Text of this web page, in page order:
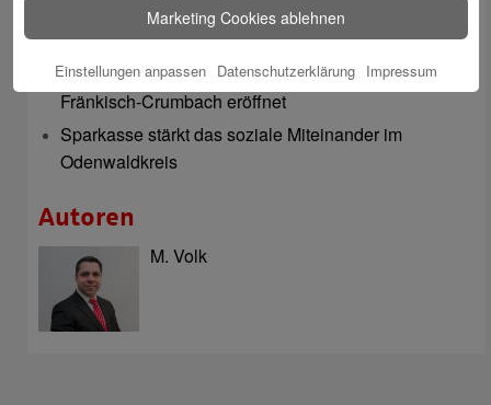
des ImmobilienCenter der Sparkasse Odenwaldkreis
überzeugt mit Kompetenz, Service und Erfolgsbilanz
Digitale Apotheke in der Sparkassen-Geschäftsstelle
Fränkisch-Crumbach eröffnet
Sparkasse stärkt das soziale Miteinander im
Odenwaldkreis
Autoren
M. Volk
Marketing Cookies ablehnen
Einstellungen anpassen Datenschutzerklärung Impressum